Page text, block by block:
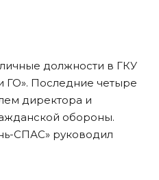
должности в ГКУ
ГО». Последние четыре
директора и
обороны.
СПАС» руководил